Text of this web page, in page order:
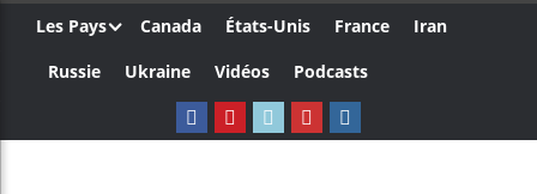
Les Pays Canada États-Unis France
Iran
Russie
Ukraine Vidéos Podcasts